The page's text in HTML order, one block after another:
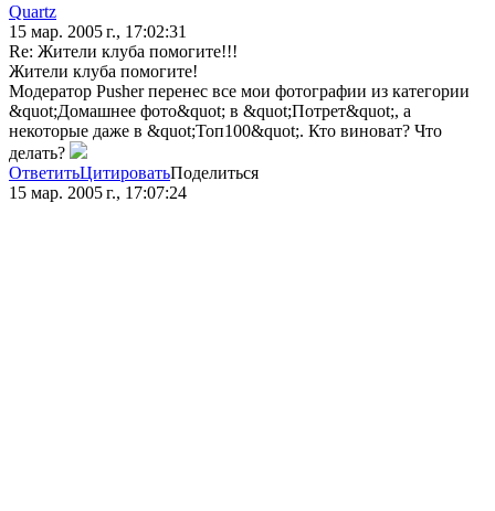
Quartz
15 мар. 2005 г., 17:02:31
Re: Жители клуба помогите!!!
Жители клуба помогите!
Модератор Pusher перенес все мои фотографии из категории
&quot;Домашнее фото&quot; в &quot;Потрет&quot;, а
некоторые даже в &quot;Топ100&quot;. Кто виноват? Что
делать?
ОтветитьЦитироватьПоделиться
15 мар. 2005 г., 17:07:24